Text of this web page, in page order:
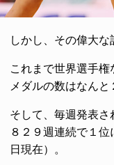
しかし、その偉大な
これまで世界選手
メダルの数はなんと
そして、毎週発表
８２９週連続で１
日現在）。